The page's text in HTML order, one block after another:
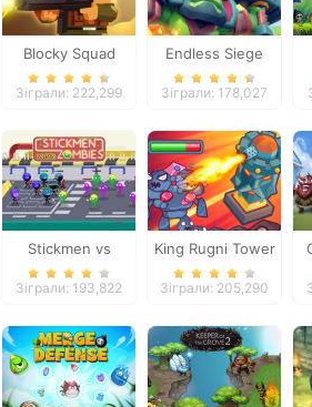
Blocky Squad
Зіграли: 222,299
Endless Siege
Зіграли: 178,027
Stickmen vs
Zombies
Зіграли: 193,822
King Rugni Tower
Defense
Зіграли: 205,290